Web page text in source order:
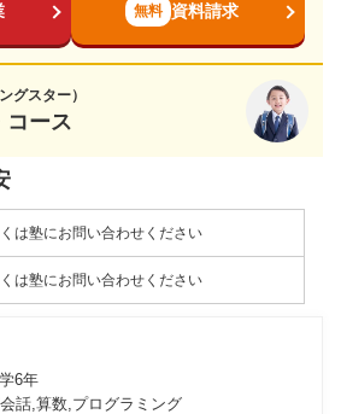
無料 資料請求
グスター）
コース
は塾にお問い合わせください
は塾にお問い合わせください
6年
話,算数,プログラミング